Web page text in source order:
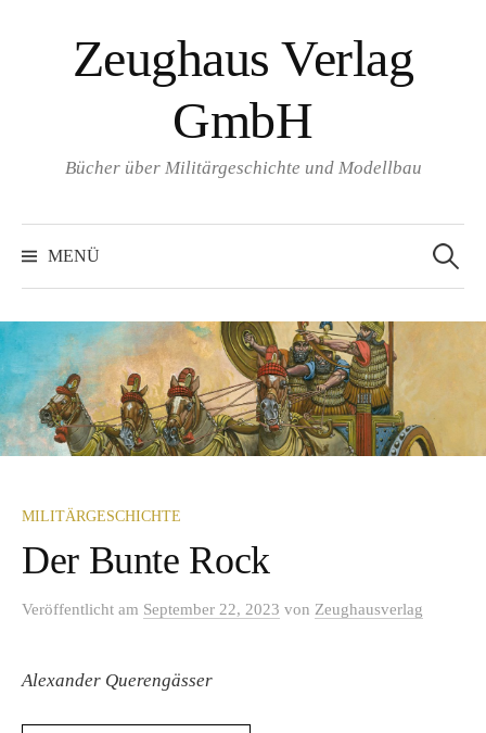
Zeughaus Verlag
GmbH
Bücher über Militärgeschichte und Modellbau
MENÜ
nach:
MILITÄRGESCHICHTE
Der Bunte Rock
Veröffentlicht am September 22, 2023 von Zeughausverlag
Alexander Querengässer